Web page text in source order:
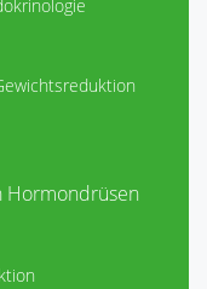
Hormondrüsen